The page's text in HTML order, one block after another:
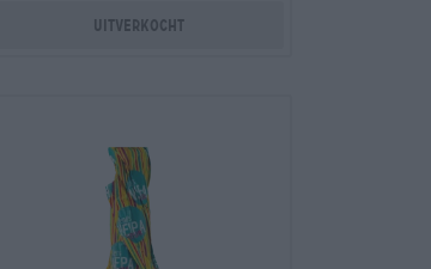
Uitverkocht